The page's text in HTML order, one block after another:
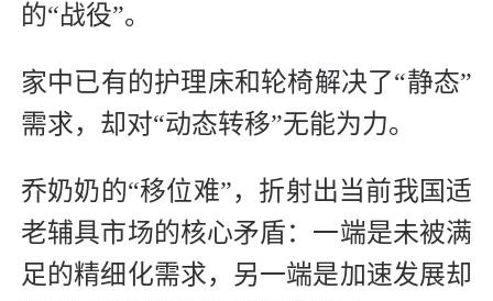
的“战役”。
家中已有的护理床和轮椅解决了“静态”
需求，却对“动态转移”无能为力。
乔奶奶的“移位难”，折射出当前我国适
老辅具市场的核心矛盾：一端是未被满
足的精细化需求，另一端是加速发展却